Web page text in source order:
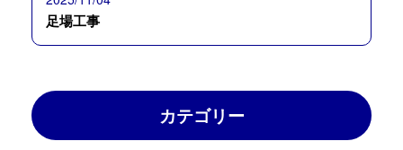
足場工事
カテゴリー